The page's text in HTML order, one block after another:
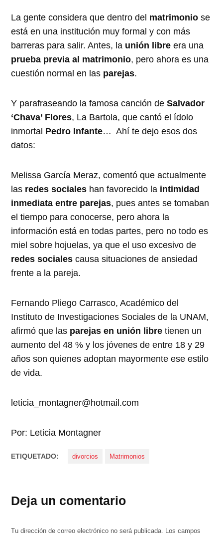
La gente considera que dentro del matrimoniose
está en una institución muy formal y con más
barreras para salir. Antes, la unión libre era una
prueba previa al matrimonio, pero ahora es una
cuestión normal en las parejas.
Y parafraseando la famosa canción deSalvador
‘Chava’ Flores, La Bartola, que cantó el ídolo
inmortal Pedro Infante… Ahí te dejo esos dos
datos:
Melissa García Meraz, comentó que actualmente
las redes sociales han favorecido la intimidad
inmediata entre parejas, pues antes se tomaban
el tiempo para conocerse, pero ahora la
información está en todas partes, pero no todo es
miel sobre hojuelas, ya que el uso excesivo de
redes socialescausa situaciones de ansiedad
frente a la pareja.
Fernando Pliego Carrasco, Académico del
Instituto de Investigaciones Sociales de la UNAM,
afirmó que las parejas en unión libre tienen un
aumento del 48 % y los jóvenes de entre 18 y 29
años son quienes adoptan mayormente ese estilo
de vida.
leticia_montagner@hotmail.com
Por: Leticia Montagner
ETIQUETADO: divorcios Matrimonios
Deja un comentario
Tu dirección de correo electrónico no será publicada. Los campos